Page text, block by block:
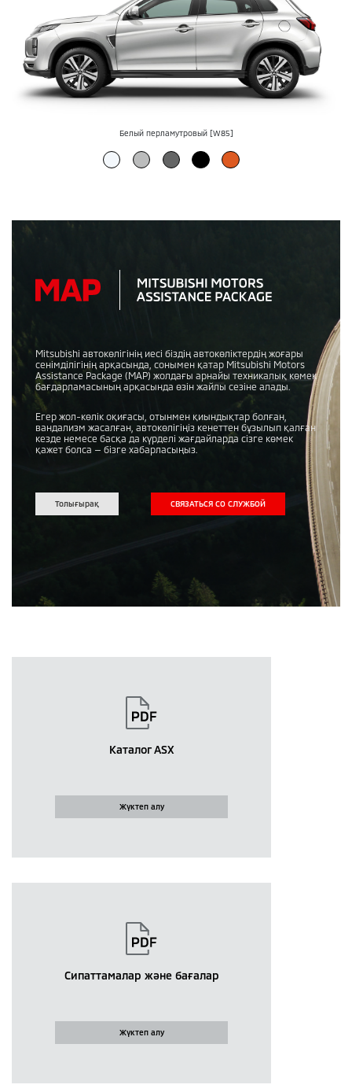
Белый перламутровый[W85]
Mitsubishi автокөлігінің иесі біздің автокөліктердің жоғары
сенімділігінің арқасында, сонымен қатар Mitsubishi Motors
Assistance Package (MAP) жолдағы арнайы техникалық көмек
бағдарламасының арқасында өзін жайлы сезіне алады.
Егер жол-көлік оқиғасы, отынмен қиындықтар болған,
вандализм жасалған, автокөлігіңіз кенеттен бұзылып қалған
кезде немесе басқа да күрделі жағдайларда сізге көмек
қажет болса — бізге хабарласыңыз.
Толығырақ СВЯЗАТЬСЯ СО СЛУЖБОЙ
Каталог ASX
Жүктеп алу
Сипаттамалар және бағалар
Жүктеп алу